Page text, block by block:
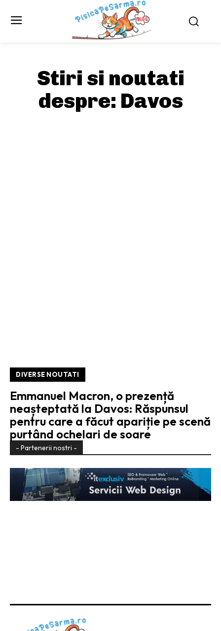
Stiri si noutati
despre: Davos
DIVERSE NOUTATI
Emmanuel Macron, o prezență
neașteptată la Davos: Răspunsul
pentru care a făcut apariție pe scenă
purtând ochelari de soare
- Partenerii nostri -